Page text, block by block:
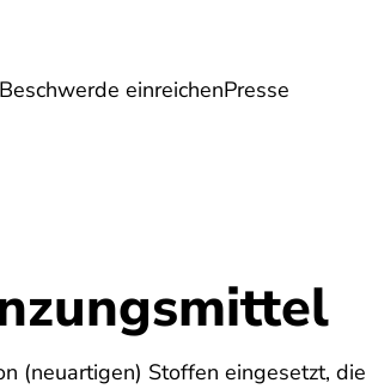
Beschwerde einreichenPresse
Reise Verträge
(neuartigen) Stoffen eingesetzt, die